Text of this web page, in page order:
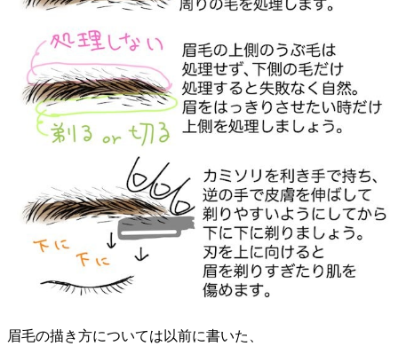
眉毛の描き方については以前に書いた、